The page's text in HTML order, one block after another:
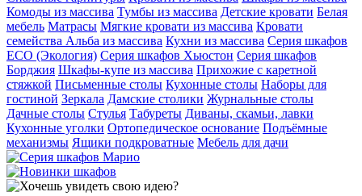
Комоды из массива Тумбы из массива Детские кровати Белая
мебель Матрасы Мягкие кровати из массива Кровати
семейства Альба из массива Кухни из массива Серия шкафов
ECO (Экология) Серия шкафов Хьюстон Серия шкафов
Борджия Шкафы-купе из массива Прихожие с каретной
стяжкой Письменные столы Кухонные столы Наборы для
гостиной Зеркала Дамские столики Журнальные столы
Дачные столы Стулья Табуреты Диваны, скамьи, лавки
Кухонные уголки Ортопедическое основание Подъёмные
механизмы Ящики подкроватные Мебель для дачи